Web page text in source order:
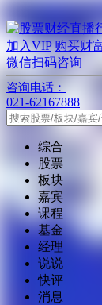
加入VIP 购买财
微信扫码咨询
咨询电话：
021-62167888
综合
股票
板块
嘉宾
课程
基金
经理
说说
快评
消息